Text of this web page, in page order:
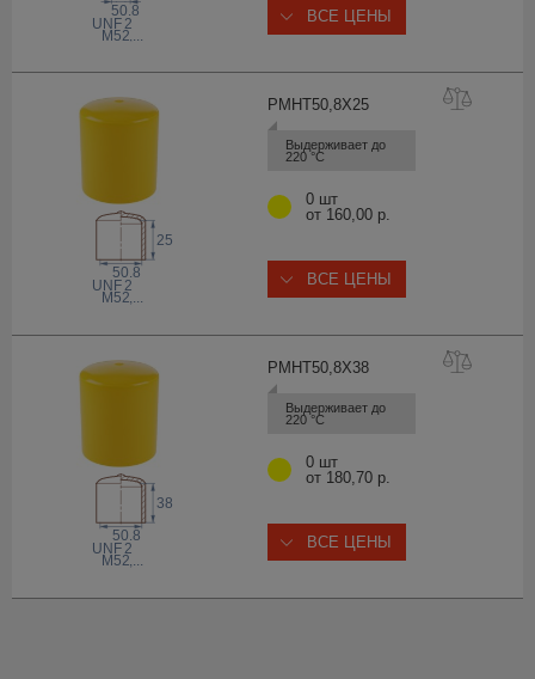
M52,...
UNF 2
50.8 ВСЕ ЦЕНЫ
PMHT50,8X25
Выдерживает до
220 °С
50.8
25
,...
M52
UNF 2
0 шт
от 160,00 р.
ВСЕ ЦЕНЫ
PMHT50,8X38
Выдерживает до
220 °С
50.8
38
,...
M52
UNF 2
0 шт
от 180,70 р.
ВСЕ ЦЕНЫ